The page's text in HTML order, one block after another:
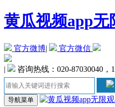
黄瓜视频app无
官方微博| 官方微信
| 咨询热线：020-
导航菜单